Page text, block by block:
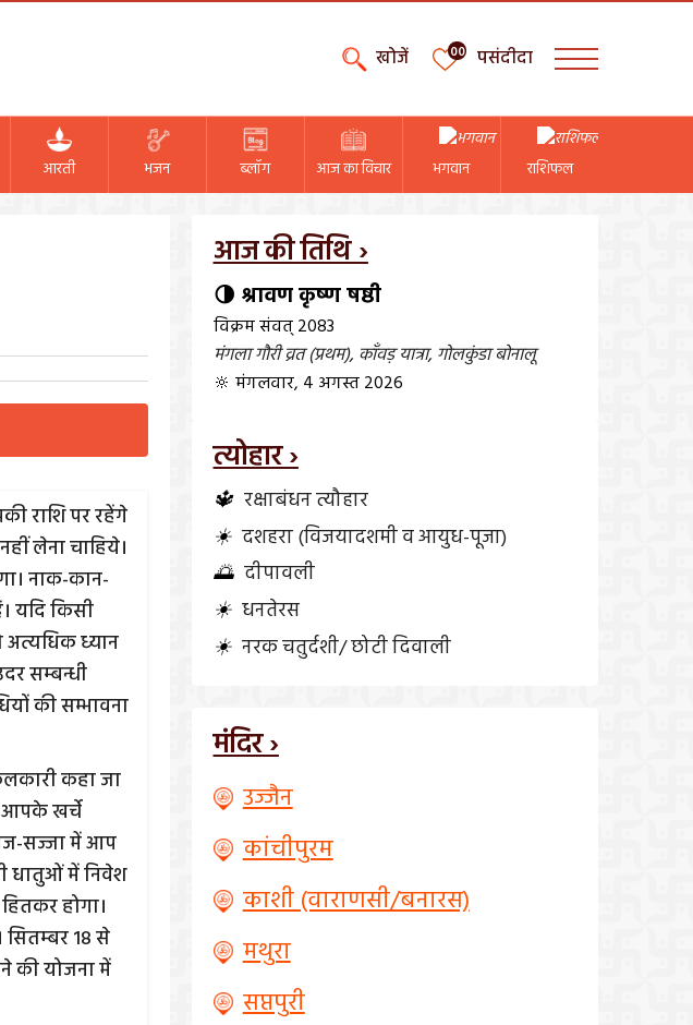
खोजें 00 पसंदीदा
आरती भजन ब्लॉग आज का विचार भगवान राशिफल
राशि पर रहेंगे
लेना चाहिये।
नाक-कान-
किसी
ध्यान
सम्बन्धी
की सम्भावना
कहा जा
आपके खर्चे
सज्जा में आप
धातुओं में निवेश
होगा।
18 से
की योजना में
आज की तिथि ›
🌗 श्रावण कृष्ण षष्ठी
विक्रम संवत् 2083
मंगला गौरी व्रत (प्रथम),काँवड़ यात्रा,गोलकुंडा बोनालू
🔆 मंगलवार, 4 अगस्त 2026
त्योहार ›
🔱 रक्षाबंधन त्यौहार
☀️ दशहरा (विजयादशमी व आयुध-पूजा)
🌅 दीपावली
☀️ धनतेरस
☀️ नरक चतुर्दशी/ छोटी दिवाली
मंदिर ›
उज्जैन
कांचीपुरम
काशी (वाराणसी/बनारस)
मथुरा
सप्तपुरी